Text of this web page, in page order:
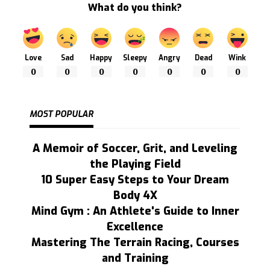
What do you think?
Love
0
Sad
0
Happy
0
Sleepy
0
Angry
0
Dead
0
Wink
0
MOST POPULAR
A Memoir of Soccer, Grit, and Leveling
the Playing Field
10 Super Easy Steps to Your Dream
Body 4X
Mind Gym : An Athlete's Guide to Inner
Excellence
Mastering The Terrain Racing, Courses
and Training